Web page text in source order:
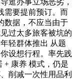
需要提前预订。而
数据，不应当由于
过太多旅客被坑的
轻群体推出 从题
设想行程。率先践
+ 康养 模式，仍是
削减一次性用品利